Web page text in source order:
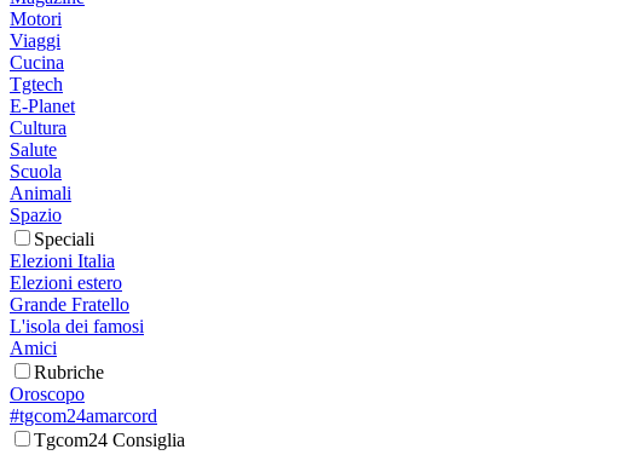
Motori
Viaggi
Cucina
Tgtech
E-Planet
Cultura
Salute
Scuola
Animali
Spazio
Speciali
Elezioni Italia
Elezioni estero
Grande Fratello
L'isola dei famosi
Amici
Rubriche
Oroscopo
#tgcom24amarcord
Tgcom24 Consiglia